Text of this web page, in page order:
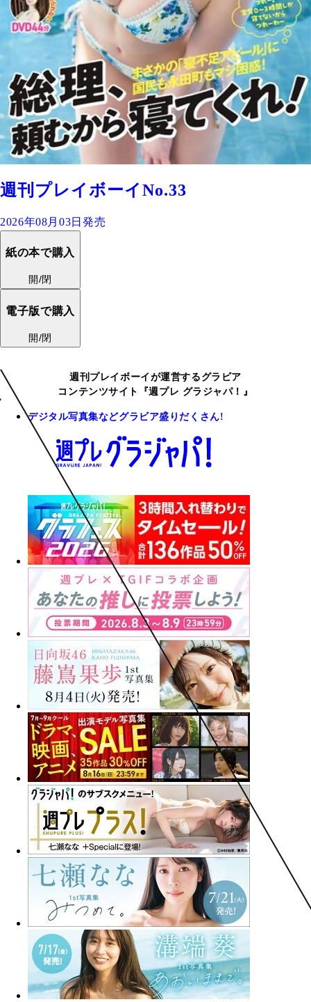
週刊プレイボーイNo.33
2026年08月03日発売
紙の本で購入
開/閉
電子版で購入
開/閉
週刊プレイボーイが運営するグラビア
コンテンツサイト『週プレ グラジャパ！』
デジタル写真集などグラビア盛りだくさん!